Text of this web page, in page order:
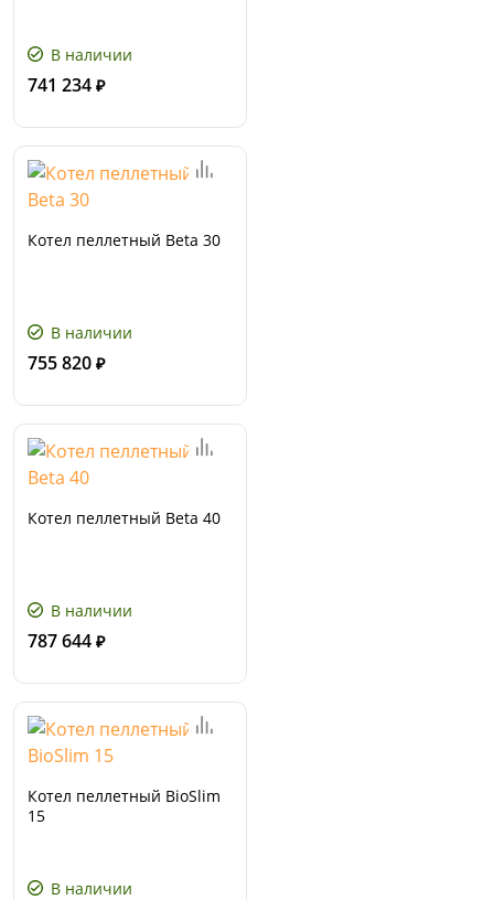
В наличии
741 234 ₽
Котел пеллетный Beta 30
В наличии
755 820 ₽
Котел пеллетный Beta 40
В наличии
787 644 ₽
Котел пеллетный BioSlim
15
В наличии